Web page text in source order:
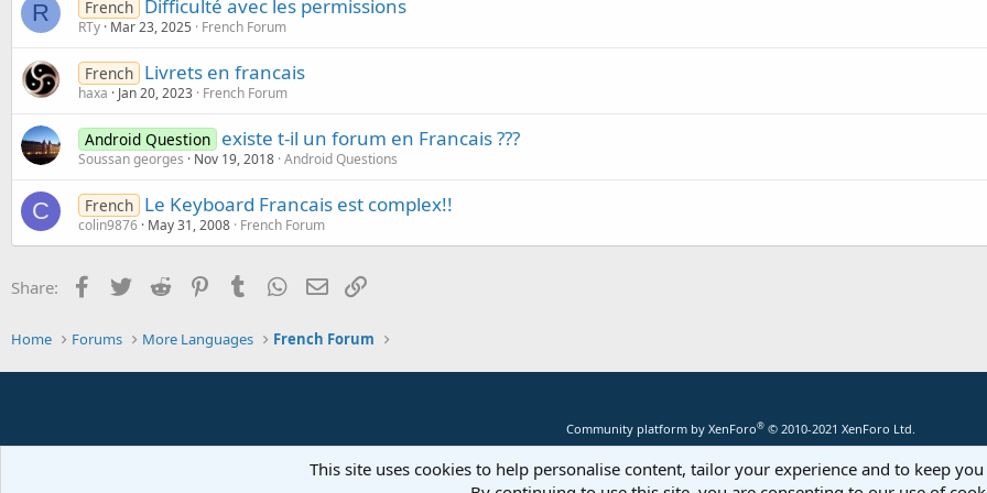
R French Difficulté avec les permissions
RTy Mar 23, 2025 French Forum
French Livrets en francais
haxa Jan 20, 2023 French Forum
Android Question existe t-il un forum en Francais ???
Soussan georges Nov 19, 2018 Android Questions
C French Le Keyboard Francais est complex!!
colin9876 May 31, 2008 French Forum
Share: Facebook
Twitter Reddit PinterestTumblr WhatsApp
Email
Home Forums More Languages French Forum
Community platform by XenForo® © 2010-2021 XenForo Ltd.
This site uses cookies to help personalise content, tailor your experience and to keep